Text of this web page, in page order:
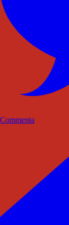
Commenta